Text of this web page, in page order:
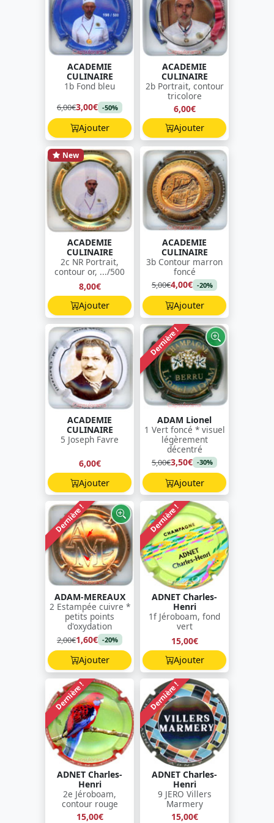
ACADEMIE
CULINAIRE
1b Fond bleu
6,00€3,00€ -50%
Ajouter
ACADEMIE
CULINAIRE
2b Portrait, contour
tricolore
6,00€
Ajouter
New
ACADEMIE
CULINAIRE
2c NR Portrait,
contour or, .../500
8,00€
Ajouter
ACADEMIE
CULINAIRE
3b Contour marron
foncé
5,00€4,00€ -20%
Ajouter
ACADEMIE
CULINAIRE
5 Joseph Favre
6,00€
Ajouter
Dernière !
ADAM Lionel
1 Vert foncé * visuel
légèrement
décentré
5,00€3,50€ -30%
Ajouter
Dernière !
ADAM-MEREAUX
2 Estampée cuivre *
petits points
d'oxydation
2,00€1,60€ -20%
Ajouter
Dernière !
ADNET Charles-
Henri
1f Jéroboam, fond
vert
15,00€
Ajouter
Dernière !
ADNET Charles-
Henri
2e Jéroboam,
contour rouge
15,00€
Dernière !
ADNET Charles-
Henri
9 JERO Villers
Marmery
15,00€